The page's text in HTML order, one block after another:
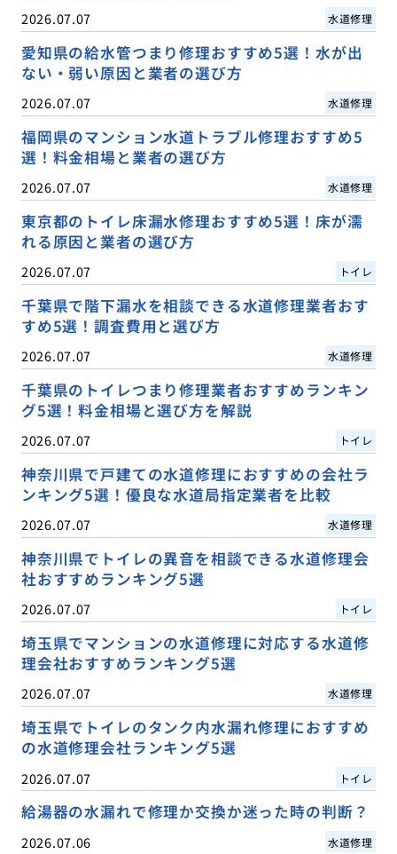
2026.07.07 水道修理
愛知県の給水管つまり修理おすすめ5選！水が出
ない・弱い原因と業者の選び方
2026.07.07 水道修理
福岡県のマンション水道トラブル修理おすすめ5
選！料金相場と業者の選び方
2026.07.07 水道修理
東京都のトイレ床漏水修理おすすめ5選！床が濡
れる原因と業者の選び方
2026.07.07 トイレ
千葉県で階下漏水を相談できる水道修理業者おす
すめ5選！調査費用と選び方
2026.07.07 水道修理
千葉県のトイレつまり修理業者おすすめランキン
グ5選！料金相場と選び方を解説
2026.07.07 トイレ
神奈川県で戸建ての水道修理におすすめの会社ラ
ンキング5選！優良な水道局指定業者を比較
2026.07.07 水道修理
神奈川県でトイレの異音を相談できる水道修理会
社おすすめランキング5選
2026.07.07 トイレ
埼玉県でマンションの水道修理に対応する水道修
理会社おすすめランキング5選
2026.07.07 水道修理
埼玉県でトイレのタンク内水漏れ修理におすすめ
の水道修理会社ランキング5選
2026.07.07 トイレ
給湯器の水漏れで修理か交換か迷った時の判断？
2026.07.06 水道修理